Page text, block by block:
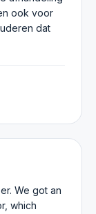
ook voor
dat
We got an
which